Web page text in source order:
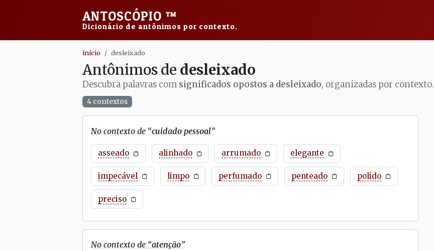
ANTOSCÓPIO ™
Dicionário de antônimos por contexto.
início desleixado
Antônimos de desleixado
Descubra palavras com significados opostos a desleixado, organizadas por contexto.
4 contextos
No contexto de “cuidado pessoal”
asseado alinhado arrumado elegante
impecável limpo perfumado penteado polido
preciso
No contexto de “atenção”